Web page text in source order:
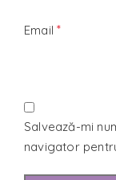
Email*
Salvează-mi
navigator